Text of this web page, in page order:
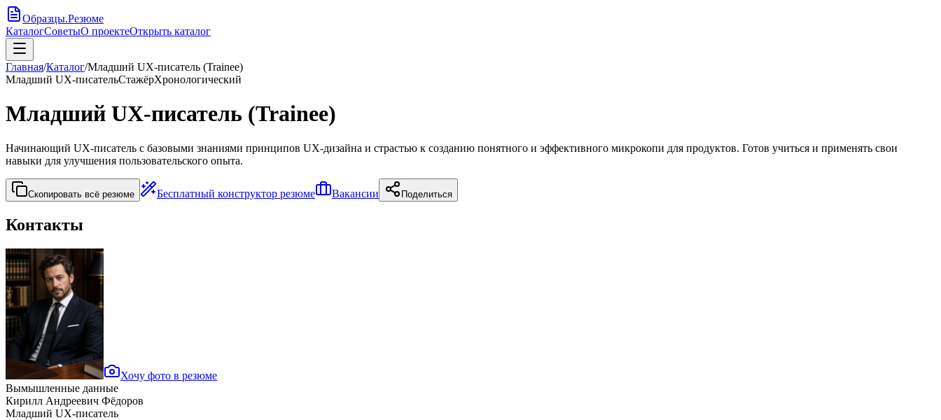
Образцы.Резюме
КаталогСоветыО проектеОткрыть каталог
Главная/Каталог/Младший UX-писатель (Trainee)
Младший UX-писательСтажёрХронологический
Младший UX-писатель (Trainee)
Начинающий UX-писатель с базовыми знаниями принципов UX-дизайна и страстью к созданию понятного и эффективного микрокопи для продуктов. Готов учиться и применять свои
навыки для улучшения пользовательского опыта.
Скопировать всё резюме Бесплатный конструктор резюме Вакансии Поделиться
Контакты
Хочу фото в резюме
Вымышленные данные
Кирилл Андреевич Фёдоров
Младший UX-писатель